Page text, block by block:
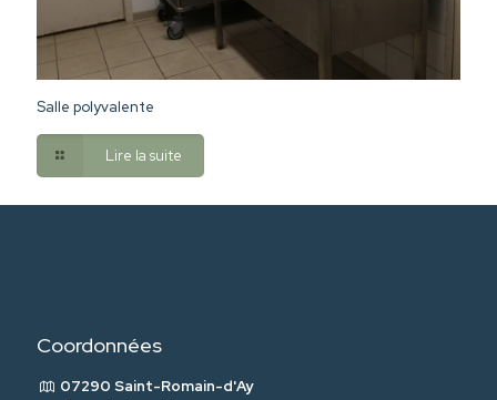
Salle polyvalente
Lire la suite
Coordonnées
07290 Saint-Romain-d'Ay